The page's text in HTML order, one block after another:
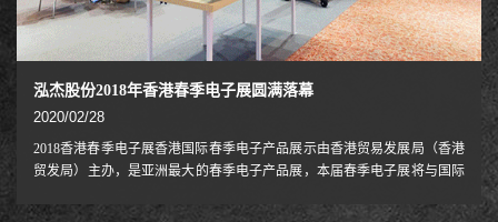
泓杰股份2018年香港春季电子展圆满落幕
2020/02/28
2018香港春季电子展香港国际春季电子产品展示由香港贸易发展局（香港
贸发局）主办，是亚洲最大的春季电子产品展，本届春季电子展将与国际
级展览盛会，是参展商接通全球业务的最佳平台。各式各样的电子产品，